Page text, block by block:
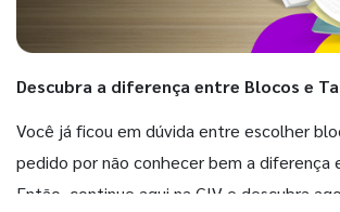
Descubra a diferença entre Blocos e
Você já ficou em dúvida entre escolher
pedido por não conhecer bem a diferença
Então, continue aqui na GIV e descubra